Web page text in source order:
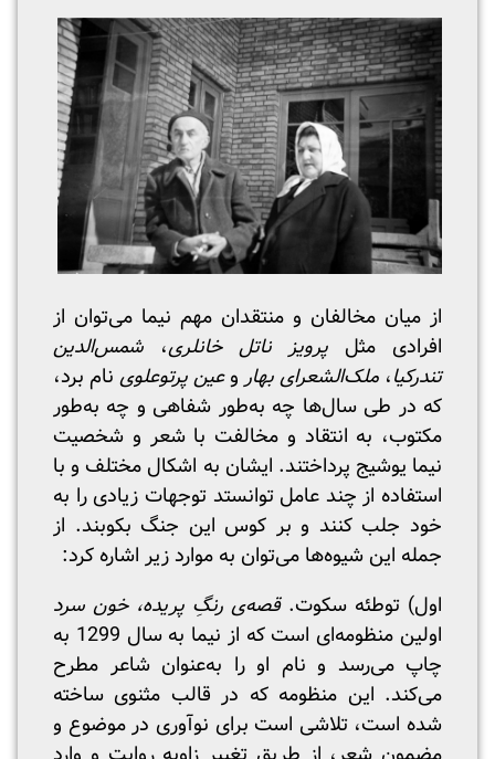
از میان مخالفان و منتقدان مهم نیما می‌توان از
افرادی مثل پرویز ناتل خانلری، شمس‌الدین
تندرکیا، ملک‌الشعرای بهاروعین پرتوعلوی نام برد،
که در طی سال‌ها چه به‌طور شفاهی و چه به‌طور
مکتوب، به انتقاد و مخالفت با شعر و شخصیت
نیما یوشیج پرداختند. ایشان به اشکال مختلف و با
استفاده از چند عامل توانستد توجهات زیادی را به
خود جلب کنند و بر کوس این جنگ بکوبند. از
جمله این شیوه‌ها می‌توان به موارد زیر اشاره کرد:
اول) توطئه سکوت.قصه‌ی رنگِ ‌پریده، خون سرد
اولین منظومه‌ای است که از نیما به سال 1299 به‌
چاپ می‌رسد و نام او را به‌عنوان شاعر مطرح
می‌کند. این منظومه که در قالب مثنوی ساخته
شده است، تلاشی است برای نوآوری در موضوع و